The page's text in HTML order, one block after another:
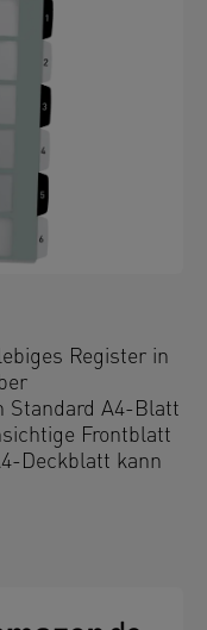
Register in
Standard A4-Blatt
Frontblatt
Deckblatt kann
Register so